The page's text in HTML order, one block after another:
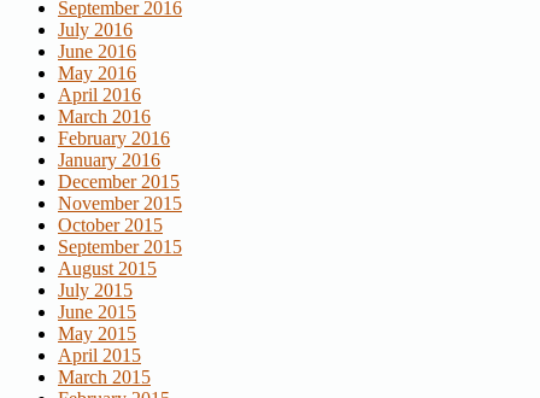
September 2016
July 2016
June 2016
May 2016
April 2016
March 2016
February 2016
January 2016
December 2015
November 2015
October 2015
September 2015
August 2015
July 2015
June 2015
May 2015
April 2015
March 2015